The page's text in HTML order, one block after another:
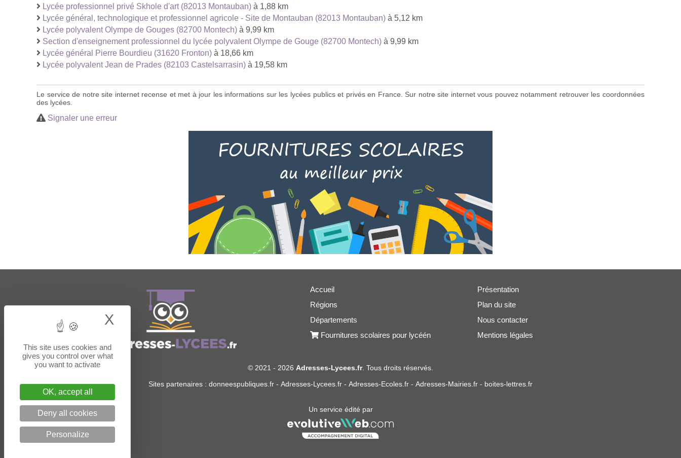
Lycée professionnel privé Skhole d'art (82013 Montauban) à 1,88 km
Lycée général, technologique et professionnel agricole - Site de Montauban (82013 Montauban) à 5,12 km
Lycée polyvalent Olympe de Gouges (82700 Montech) à 9,99 km
Section d'enseignement professionnel du lycée polyvalent Olympe de Gouge (82700 Montech) à 9,99 km
Lycée général Pierre Bourdieu (31620 Fronton) à 18,66 km
Lycée polyvalent Jean de Prades (82103 Castelsarrasin) à 19,58 km
Le service de notre site internet recense et met à jour les informations sur les lycées publics et privés en France. Sur notre site internet vous pouvez notamment retrouver les coordonnées
des lycées.
Signaler une erreur
Accueil
Régions
Départements
Fournitures scolaires pour lycéén
Présentation
Plan du site
Nous contacter
Mentions légales
© 2021 - 2026 Adresses-Lycees.fr. Tous droits réservés.
Sites partenaires : donneespubliques.fr - Adresses-Lycees.fr - Adresses-Ecoles.fr - Adresses-Mairies.fr - boites-lettres.fr
Un service édité par
This site uses cookies and
gives you control over what
you want to activate
OK, accept all
Deny all cookies
Personalize
X Hide cookie banner